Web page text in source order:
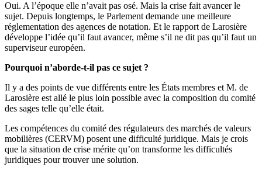
Oui. A l’époque elle n’avait pas osé. Mais la crise fait avancer le
sujet. Depuis longtemps, le Parlement demande une meilleure
réglementation des agences de notation. Et le rapport de Larosière
développe l’idée qu’il faut avancer, même s’il ne dit pas qu’il faut un
superviseur européen.
Pourquoi n’aborde-t-il pas ce sujet ?
Il y a des points de vue différents entre les États membres et M. de
Larosière est allé le plus loin possible avec la composition du comité
des sages telle qu’elle était.
Les compétences du comité des régulateurs des marchés de valeurs
mobilières (CERVM) posent une difficulté juridique. Mais je crois
que la situation de crise mérite qu’on transforme les difficultés
juridiques pour trouver une solution.